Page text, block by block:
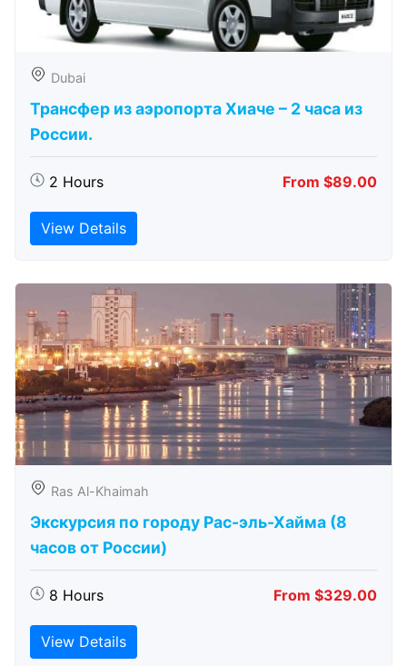
Dubai
Трансфер из аэропорта Хиаче – 2 часа из
России.
2 Hours From $89.00
View Details
Ras Al-Khaimah
Экскурсия по городу Рас-эль-Хайма (8
часов от России)
8 Hours From $329.00
View Details